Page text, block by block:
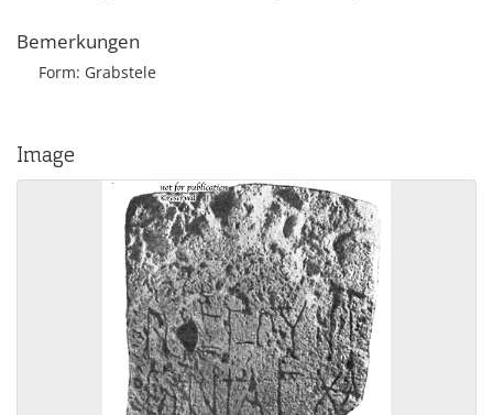
Bemerkungen
Form: Grabstele
Image